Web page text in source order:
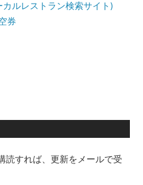
ルレストラン検索サイト)
券
読すれば、更新をメールで受